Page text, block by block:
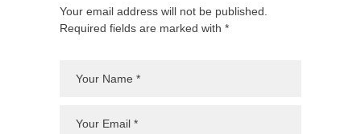
Your email address will not be published.
Required fields are marked with *